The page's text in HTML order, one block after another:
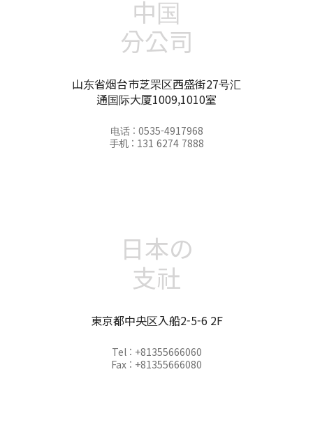
中国
分公司
山东省烟台市芝罘区西盛街27号汇
通国际大厦1009,1010室
电话 : 0535-4917968
手机 : 131 6274 7888
日本の
支社
東京都中央区入船2-5-6 2F
Tel : +81355666060
Fax : +81355666080